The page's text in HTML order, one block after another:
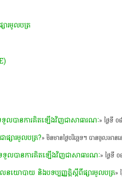
រមូលបត្រ
ទួលបានការគិតឡើងវិញជាសាធារណៈ» ថ្ងៃទី
ាផ្សារមូលបត្រ?» មិនមានថ្ងៃបរិច្ឆេទ។ បានចូលអាន
ទទួលបានការគិតឡើងវិញជាសាធារណៈ» ថ្ងៃទី
យោបាយ និងបទប្បញ្ញត្តិស្តីពីផ្សារមូលបត្រ»